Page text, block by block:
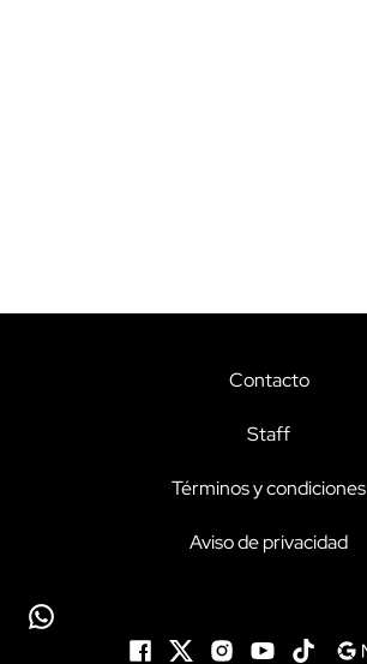
Contacto
Staff
Términos y condiciones
Aviso de privacidad